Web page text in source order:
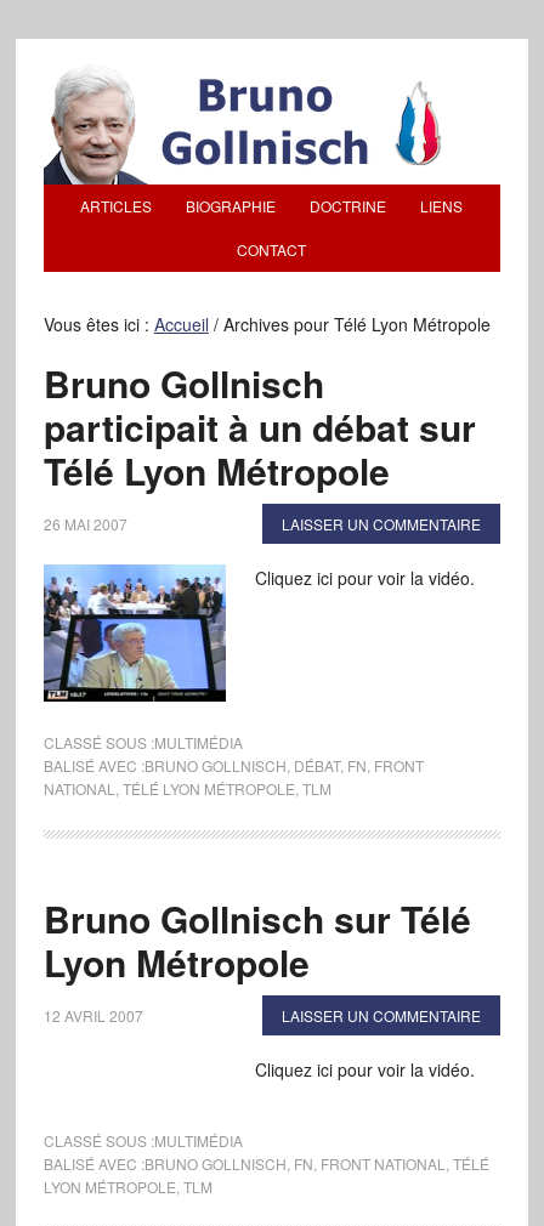
ARTICLES BIOGRAPHIE DOCTRINE LIENS
CONTACT
Vous êtes ici : Accueil /Archives pour Télé Lyon Métropole
Bruno Gollnisch
participait à un débat sur
Télé Lyon Métropole
26 MAI 2007 LAISSER UN COMMENTAIRE
Cliquez ici pour voir la vidéo.
CLASSÉ SOUS :MULTIMÉDIA
BALISÉ AVEC :BRUNO GOLLNISCH DÉBAT, FN FRONT
NATIONAL
TÉLÉ LYON MÉTROPOLE TLM
Bruno Gollnisch sur Télé
Lyon Métropole
12 AVRIL 2007 LAISSER UN COMMENTAIRE
Cliquez ici pour voir la vidéo.
CLASSÉ SOUS :MULTIMÉDIA
BALISÉ AVEC :BRUNO GOLLNISCH FN FRONT NATIONAL
TÉLÉ
LYON MÉTROPOLE TLM